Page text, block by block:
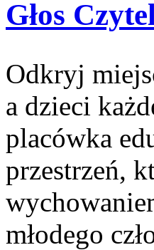
Głos
Odkryj
a dzieci
placówka
przestrzeń,
młodego